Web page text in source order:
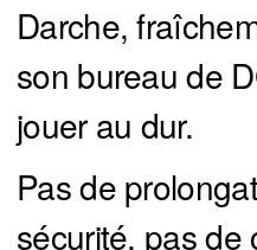
Darche,
son bureau de
jouer au dur.
Pas de
sécurité, pas de